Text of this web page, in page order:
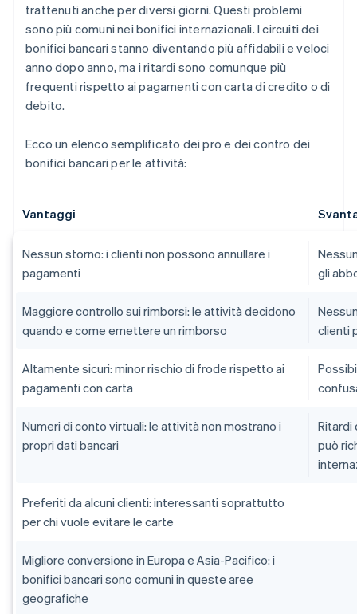
trattenuti anche per diversi giorni. Questi problemi
sono più comuni nei bonifici internazionali. I circuiti dei
bonifici bancari stanno diventando più affidabili e veloci
anno dopo anno, ma i ritardi sono comunque più
frequenti rispetto ai pagamenti con carta di credito o di
debito.
Ecco un elenco semplificato dei pro e dei contro dei
bonifici bancari per le attività:
Vantaggi
Nessun storno: i clienti non possono annullare i
pagamenti
gli
Maggiore controllo sui rimborsi: le attività decidono
quando e come emettere un rimborso
clienti
Altamente sicuri: minor rischio di frode rispetto ai
pagamenti con carta
Numeri di conto virtuali: le attività non mostrano i
propri dati bancari
Ritardi
può
Preferiti da alcuni clienti: interessanti soprattutto
per chi vuole evitare le carte
Migliore conversione in Europa e Asia-Pacifico: i
bonifici bancari sono comuni in queste aree
geografiche